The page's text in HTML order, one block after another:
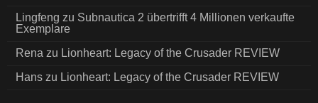
Lingfeng zu Subnautica 2 übertrifft 4 Millionen verkaufte
Exemplare
Rena zu Lionheart: Legacy of the Crusader REVIEW
Hans zu Lionheart: Legacy of the Crusader REVIEW